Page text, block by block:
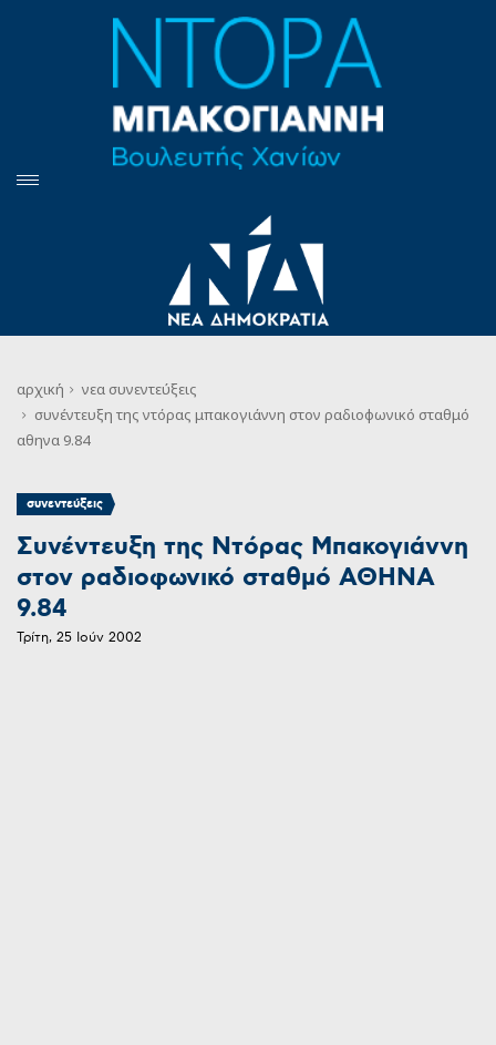
αρχική νεα συνεντεύξεις
συνέντευξη της ντόρας μπακογιάννη στον ραδιοφωνικό σταθμό
αθηνα 9.84
συνεντεύξεις
Συνέντευξη της Ντόρας Μπακογιάννη
στον ραδιοφωνικό σταθμό ΑΘΗΝΑ
9.84
Τρίτη, 25 Ιούν 2002